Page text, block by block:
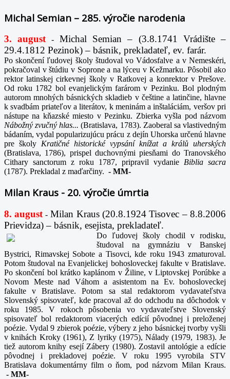
Michal Semian – 285. výročie narodenia
3. august -Michal Semian – (3.8.1741 Vrádište –
29.4.1812 Pezinok) – básnik, prekladateľ, ev. farár.
Po skončení ľudovej školy študoval vo Vádosfalve a v Nemeskéri,
pokračoval v štúdiu v Soprone a na lýceu v Kežmarku. Pôsobil ako
rektor latinskej cirkevnej školy v Ratkovej a konrektor v Prešove.
Od roku 1782 bol evanjelickým farárom v Pezinku. Bol plodným
autorom mnohých básnických skladieb v češtine a latinčine, hlavne
k svadbám priateľov a literátov, k meninám a inštaláciám, veršov pri
nástupe na kňazské miesto v Pezinku. Zbierka vyšla pod názvom
Nábožný zvučný hlas...(Bratislava, 1783). Zaoberal sa vlastivedným
bádaním, vydal popularizujúcu prácu z dejín Uhorska určenú hlavne
pre školy Kratičné historické vypsání knížat a králů uherských
(Bratislava, 1786), prispel duchovnými piesňami do Tranovského
Cithary sanctorum z roku 1787, pripravil vydanie Biblia sacra
(1787). Prekladal z maďarčiny. - MM-
Milan Kraus - 20. výročie úmrtia
8. august -Milan Kraus (20.8.1924 Tisovec – 8.8.2006
Prievidza) – básnik, esejista, prekladateľ.
Do ľudovej školy chodil v rodisku,
študoval na gymnáziu v Banskej
Bystrici, Rimavskej Sobote a Tisovci, kde roku 1943 zmaturoval.
Potom študoval na Evanjelickej bohosloveckej fakulte v Bratislave.
Po skončení bol krátko kaplánom v Žiline, v Liptovskej Porúbke a
Novom Meste nad Váhom a asistentom na Ev. bohosloveckej
fakulte v Bratislave. Potom sa stal redaktorom vydavateľstva
Slovenský spisovateľ, kde pracoval až do odchodu na dôchodok v
roku 1985. V rokoch pôsobenia vo vydavateľstve Slovenský
spisovateľ bol redaktorom viacerých edícií pôvodnej i preloženej
poézie. Vydal 9 zbierok poézie, výbery z jeho básnickej tvorby vyšli
v knihách Kroky (1961), Z lyriky (1975), Nálady (1979, 1983). Je
tiež autorom knihy esejí Zábery (1980). Zostavil antológie a edície
pôvodnej i prekladovej poézie. V roku 1995 vyrobila STV
Bratislava dokumentárny film o ňom, pod názvom Milan Kraus.
- MM-